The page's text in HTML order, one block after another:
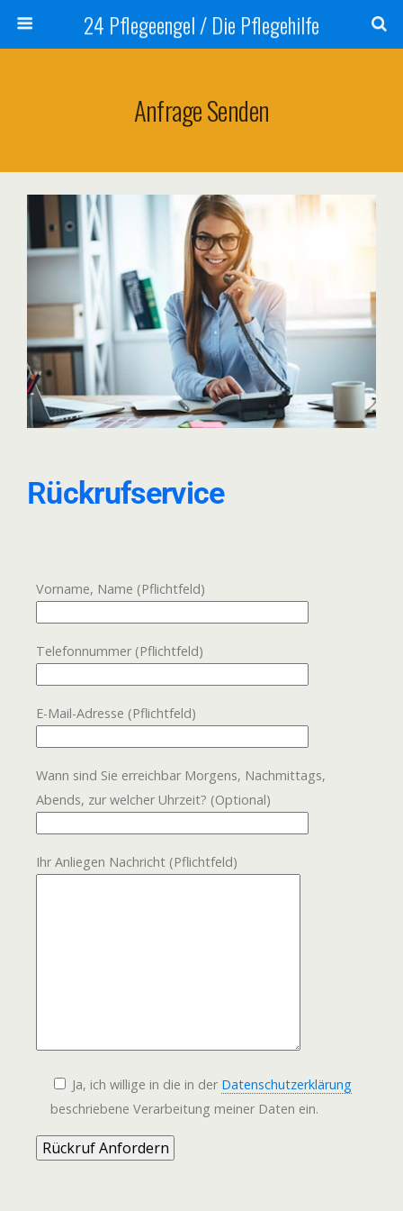
24 Pflegeengel / Die Pflegehilfe
Anfrage Senden
Rückrufservice
Vorname, Name (Pflichtfeld)
Telefonnummer (Pflichtfeld)
E-Mail-Adresse (Pflichtfeld)
Wann sind Sie erreichbar Morgens, Nachmittags,
Abends, zur welcher Uhrzeit? (Optional)
Ihr Anliegen Nachricht (Pflichtfeld)
Ja, ich willige in die in der Datenschutzerklärung
beschriebene Verarbeitung meiner Daten ein.